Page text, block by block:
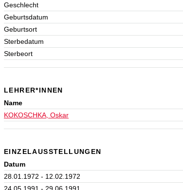
Geschlecht
Geburtsdatum
Geburtsort
Sterbedatum
Sterbeort
LEHRER*INNEN
Name
KOKOSCHKA, Oskar
EINZELAUSSTELLUNGEN
Datum
28.01.1972 - 12.02.1972